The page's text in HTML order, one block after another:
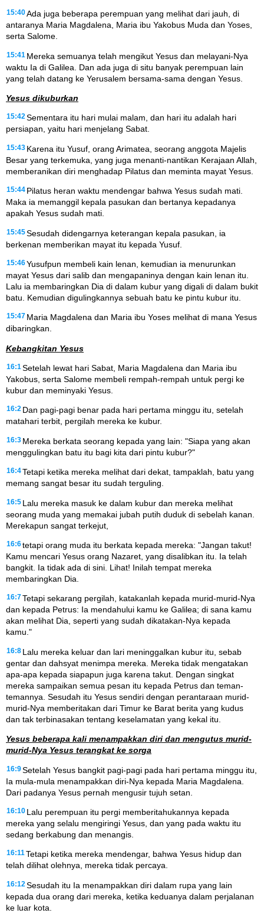
15:40Ada juga beberapa perempuan yang melihat dari jauh, di
antaranya Maria Magdalena, Maria ibu Yakobus Muda dan Yoses,
serta Salome.
15:41 Mereka semuanya telah mengikut Yesus dan melayani-Nya
waktu Ia di Galilea. Dan ada juga di situ banyak perempuan lain
yang telah datang ke Yerusalem bersama-sama dengan Yesus.
Yesus dikuburkan
15:42 Sementara itu hari mulai malam, dan hari itu adalah hari
persiapan, yaitu hari menjelang Sabat.
15:43 Karena itu Yusuf, orang Arimatea, seorang anggota Majelis
Besar yang terkemuka, yang juga menanti-nantikan Kerajaan Allah,
memberanikan diri menghadap Pilatus dan meminta mayat Yesus.
15:44 Pilatus heran waktu mendengar bahwa Yesus sudah mati.
Maka ia memanggil kepala pasukan dan bertanya kepadanya
apakah Yesus sudah mati.
15:45Sesudah didengarnya keterangan kepala pasukan, ia
berkenan memberikan mayat itu kepada Yusuf.
15:46Yusufpun membeli kain lenan, kemudian ia menurunkan
mayat Yesus dari salib dan mengapaninya dengan kain lenan itu.
Lalu ia membaringkan Dia di dalam kubur yang digali di dalam bukit
batu. Kemudian digulingkannya sebuah batu ke pintu kubur itu.
15:47 Maria Magdalena dan Maria ibu Yoses melihat di mana Yesus
dibaringkan.
Kebangkitan Yesus
16:1 Setelah lewat hari Sabat, Maria Magdalena dan Maria ibu
Yakobus, serta Salome membeli rempah-rempah untuk pergi ke
kubur dan meminyaki Yesus.
16:2 Dan pagi-pagi benar pada hari pertama minggu itu, setelah
matahari terbit, pergilah mereka ke kubur.
16:3 Mereka berkata seorang kepada yang lain: "Siapa yang akan
menggulingkan batu itu bagi kita dari pintu kubur?"
16:4Tetapi ketika mereka melihat dari dekat, tampaklah, batu yang
memang sangat besar itu sudah terguling.
16:5 Lalu mereka masuk ke dalam kubur dan mereka melihat
seorang muda yang memakai jubah putih duduk di sebelah kanan.
Merekapun sangat terkejut,
16:6tetapi orang muda itu berkata kepada mereka: "Jangan takut!
Kamu mencari Yesus orang Nazaret, yang disalibkan itu. Ia telah
bangkit. Ia tidak ada di sini. Lihat! Inilah tempat mereka
membaringkan Dia.
16:7 Tetapi sekarang pergilah, katakanlah kepada murid-murid-Nya
dan kepada Petrus: Ia mendahului kamu ke Galilea; di sana kamu
akan melihat Dia, seperti yang sudah dikatakan-Nya kepada
kamu."
16:8 Lalu mereka keluar dan lari meninggalkan kubur itu, sebab
gentar dan dahsyat menimpa mereka. Mereka tidak mengatakan
apa-apa kepada siapapun juga karena takut. Dengan singkat
mereka sampaikan semua pesan itu kepada Petrus dan teman-
temannya. Sesudah itu Yesus sendiri dengan perantaraan murid-
murid-Nya memberitakan dari Timur ke Barat berita yang kudus
dan tak terbinasakan tentang keselamatan yang kekal itu.
Yesus beberapa kali menampakkan diri dan mengutus murid-
murid-Nya Yesus terangkat ke sorga
16:9Setelah Yesus bangkit pagi-pagi pada hari pertama minggu itu,
Ia mula-mula menampakkan diri-Nya kepada Maria Magdalena.
Dari padanya Yesus pernah mengusir tujuh setan.
16:10 Lalu perempuan itu pergi memberitahukannya kepada
mereka yang selalu mengiringi Yesus, dan yang pada waktu itu
sedang berkabung dan menangis.
16:11 Tetapi ketika mereka mendengar, bahwa Yesus hidup dan
telah dilihat olehnya, mereka tidak percaya.
16:12 Sesudah itu Ia menampakkan diri dalam rupa yang lain
kepada dua orang dari mereka, ketika keduanya dalam perjalanan
ke luar kota.